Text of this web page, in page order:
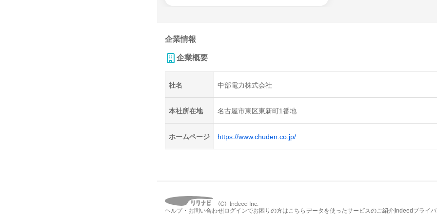
企業情報
企業概要
社名 中部電力株式会社
本社所在地 名古屋市東区東新町1番地
ホームページ https://www.chuden.co.jp/
ヘルプ・お問い合わせ ログインでお困りの方はこちら データを使ったサービスのご紹介 Indeedプライ